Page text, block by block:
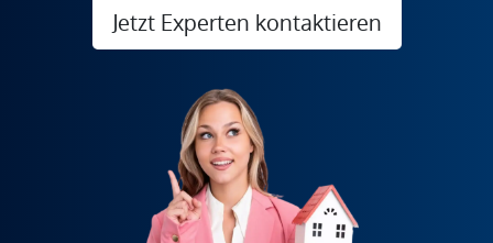
Jetzt Experten kontaktieren